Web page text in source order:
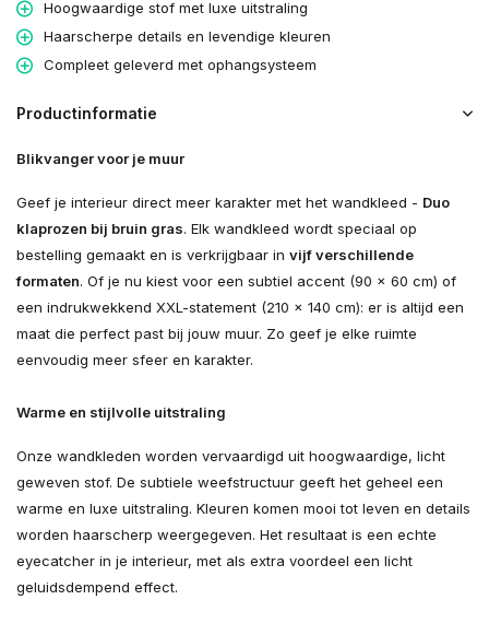
Hoogwaardige stof met luxe uitstraling
Haarscherpe details en levendige kleuren
Compleet geleverd met ophangsysteem
Productinformatie
Blikvanger voor je muur
Geef je interieur direct meer karakter met het wandkleed - Duo
klaprozen bij bruin gras. Elk wandkleed wordt speciaal op
bestelling gemaakt en is verkrijgbaar in vijf verschillende
formaten. Of je nu kiest voor een subtiel accent (90 × 60 cm) of
een indrukwekkend XXL-statement (210 × 140 cm): er is altijd een
maat die perfect past bij jouw muur. Zo geef je elke ruimte
eenvoudig meer sfeer en karakter.
Warme en stijlvolle uitstraling
Onze wandkleden worden vervaardigd uit hoogwaardige, licht
geweven stof. De subtiele weefstructuur geeft het geheel een
warme en luxe uitstraling. Kleuren komen mooi tot leven en details
worden haarscherp weergegeven. Het resultaat is een echte
eyecatcher in je interieur, met als extra voordeel een licht
geluidsdempend effect.